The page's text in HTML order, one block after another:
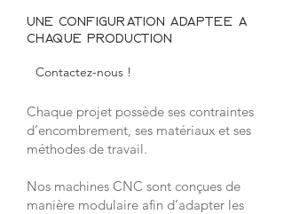
Une configuration adaptée à
chaque production
Contactez-nous !
Chaque projet possède ses contraintes
d’encombrement, ses matériaux et ses
méthodes de travail.
Nos machines CNC sont conçues de
manière modulaire afin d’adapter les